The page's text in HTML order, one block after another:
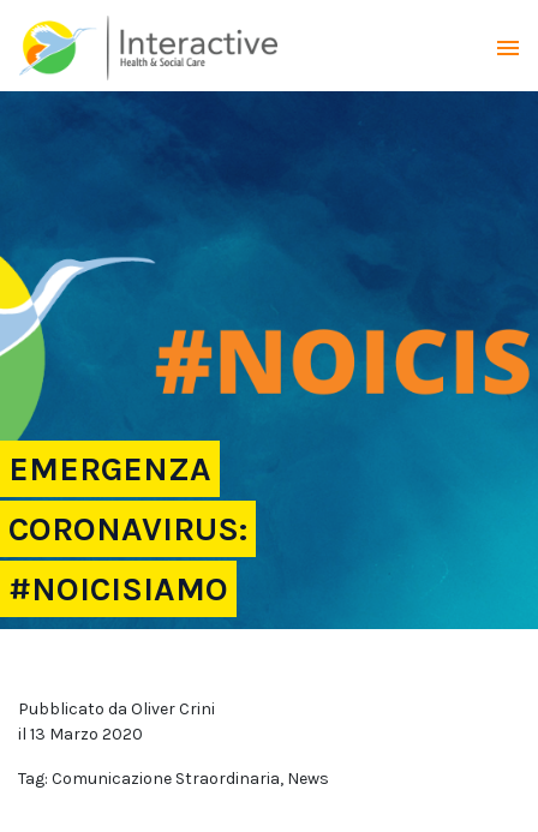
EMERGENZA
CORONAVIRUS:
#NOICISIAMO
Pubblicato da Oliver Crini
il 13 Marzo 2020
Tag: Comunicazione Straordinaria, News